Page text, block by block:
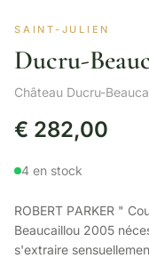
SAINT-JULIEN
Ducru-
Château Ducru-
€ 282,00
4 en stock
ROBERT PARKER "
Beaucaillou 2005
s'extraire